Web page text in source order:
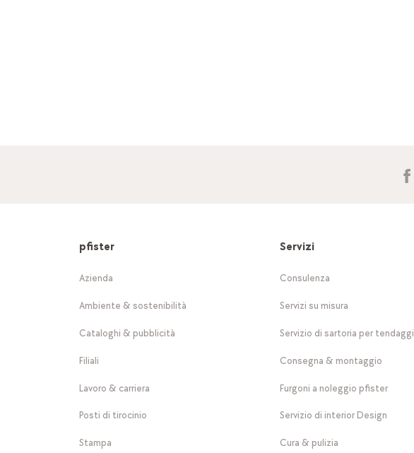
pfister
Azienda
Ambiente & sostenibilità
Cataloghi & pubblicità
Filiali
Lavoro & carriera
Posti di tirocinio
Stampa
Servizi
Consulenza
Servizi su misura
Servizio di sartoria per tendaggi
Consegna & montaggio
Furgoni a noleggio pfister
Servizio di interior Design
Cura & pulizia